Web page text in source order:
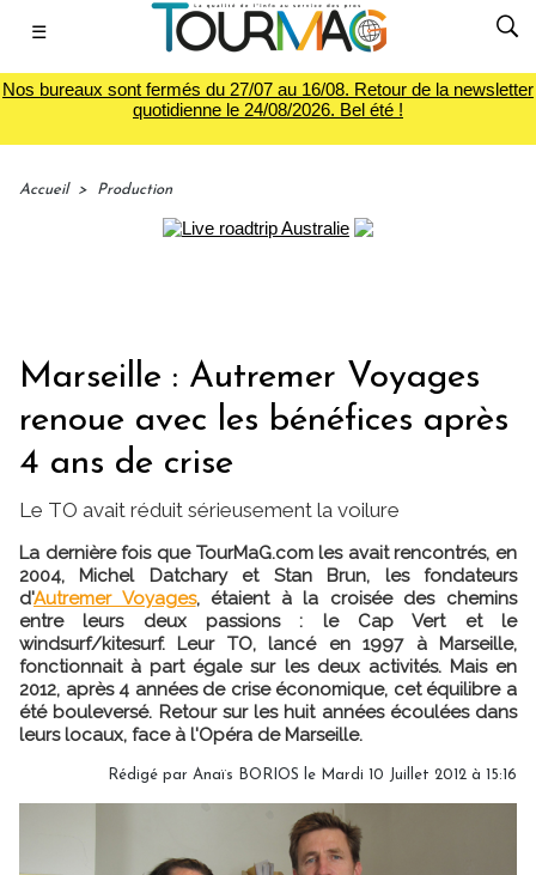
☰
Nos bureaux sont fermés du 27/07 au 16/08. Retour de la newsletter
quotidienne le 24/08/2026. Bel été !
Accueil > Production
Marseille : Autremer Voyages
renoue avec les bénéfices après
4 ans de crise
Le TO avait réduit sérieusement la voilure
La dernière fois que TourMaG.com les avait rencontrés, en
2004, Michel Datchary et Stan Brun, les fondateurs
d'Autremer Voyages, étaient à la croisée des chemins
entre leurs deux passions : le Cap Vert et le
windsurf/kitesurf. Leur TO, lancé en 1997 à Marseille,
fonctionnait à part égale sur les deux activités. Mais en
2012, après 4 années de crise économique, cet équilibre a
été bouleversé. Retour sur les huit années écoulées dans
leurs locaux, face à l'Opéra de Marseille.
Rédigé par Anaïs BORIOS le Mardi 10 Juillet 2012 à 15:16